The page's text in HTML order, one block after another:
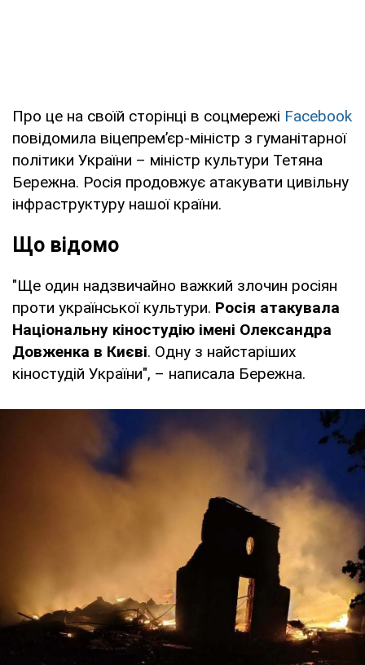
Про це на своїй сторінці в соцмережі Facebook
повідомила віцепрем’єр-міністр з гуманітарної
політики України – міністр культури Тетяна
Бережна. Росія продовжує атакувати цивільну
інфраструктуру нашої країни.
Що відомо
"Ще один надзвичайно важкий злочин росіян
проти української культури. Росія атакувала
Національну кіностудію імені Олександра
Довженка в Києві. Одну з найстаріших
кіностудій України", – написала Бережна.